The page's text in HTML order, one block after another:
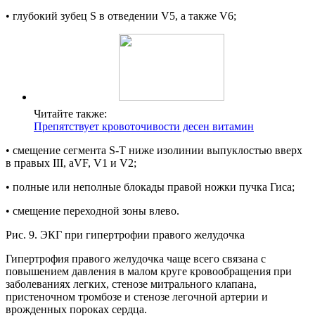
• глубокий зубец S в отведении V5, а также V6;
Читайте также:
Препятствует кровоточивости десен витамин
• смещение сегмента S-Т ниже изолинии выпуклостью вверх
в правых III, aVF, V1 и V2;
• полные или неполные блокады правой ножки пучка Гиса;
• смещение переходной зоны влево.
Рис. 9. ЭКГ при гипертрофии правого желудочка
Гипертрофия правого желудочка чаще всего связана с
повышением давления в малом круге кровообращения при
заболеваниях легких, стенозе митрального клапана,
пристеночном тромбозе и стенозе легочной артерии и
врожденных пороках сердца.